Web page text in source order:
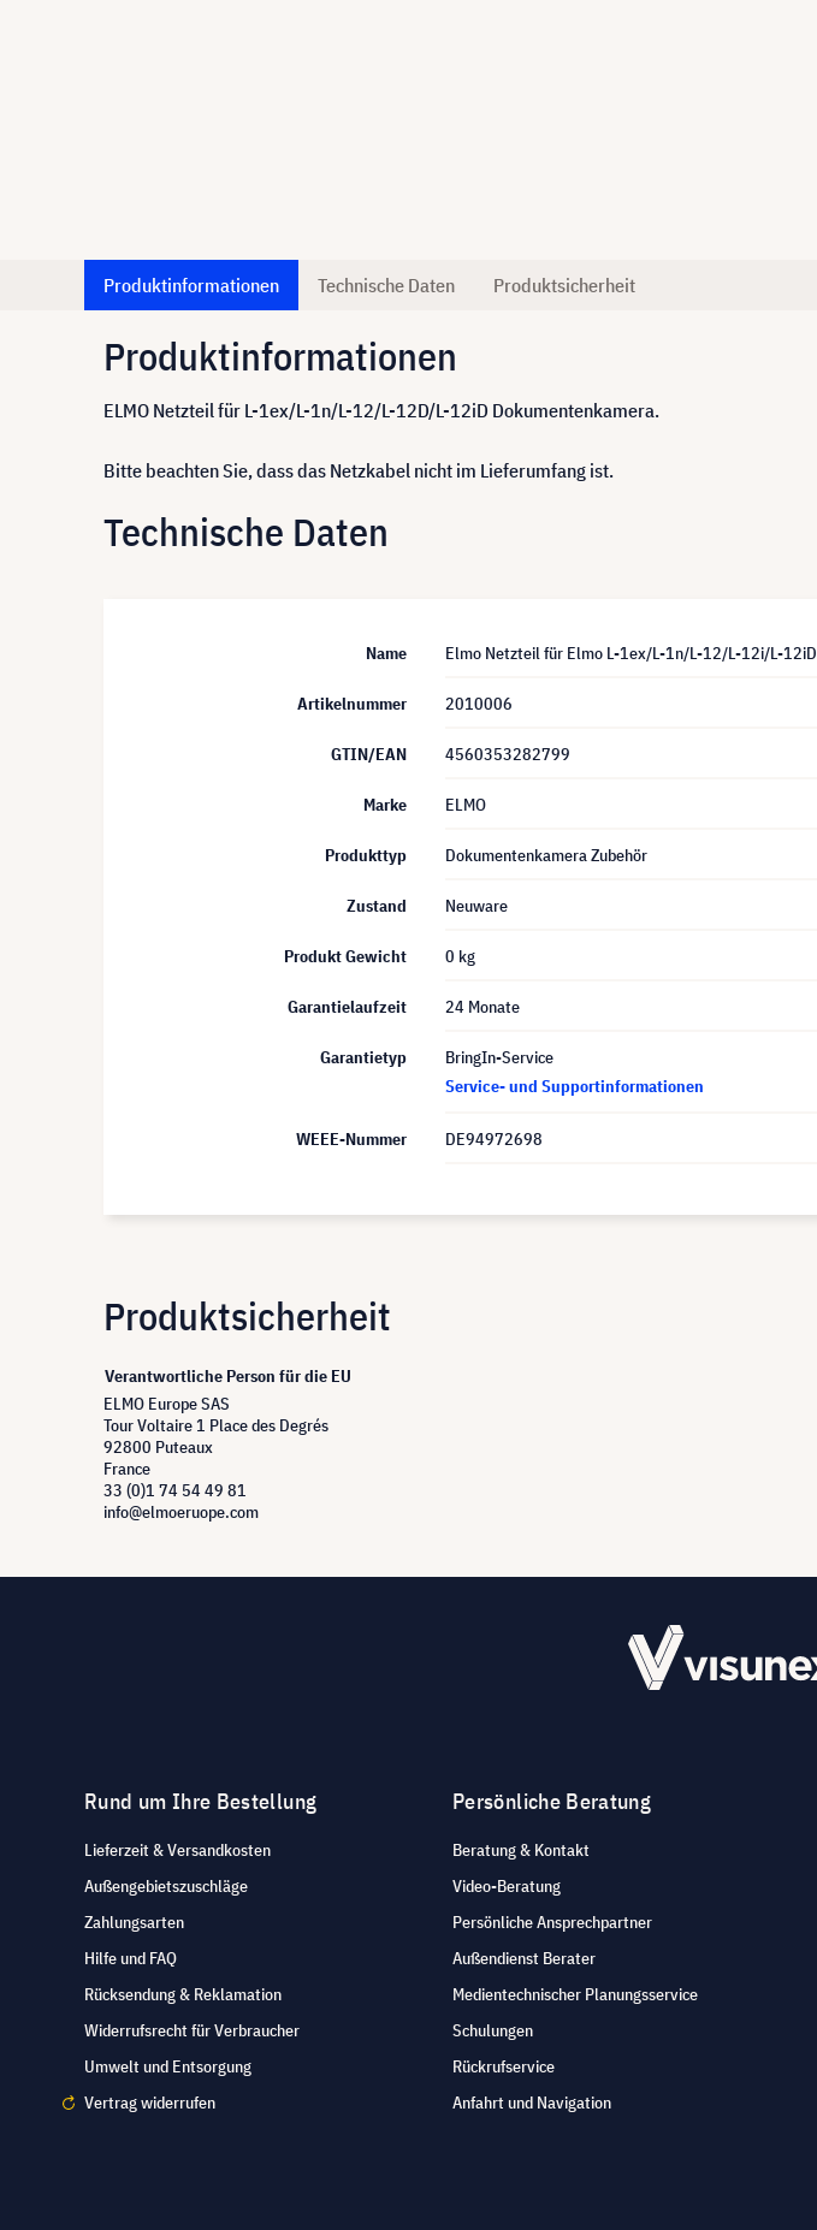
Produktinformationen Technische Daten Produktsicherheit
Produktinformationen
ELMO Netzteil für L-1ex/L-1n/L-12/L-12D/L-12iD Dokumentenkamera.
Bitte beachten Sie, dass das Netzkabel nicht im Lieferumfang ist.
Technische Daten
Name Elmo Netzteil für Elmo L-1ex/L-1n/L-12/L-12i/L-12iD
Artikelnummer 2010006
GTIN/EAN 4560353282799
Marke ELMO
Produkttyp Dokumentenkamera Zubehör
Zustand Neuware
Produkt Gewicht 0 kg
Garantielaufzeit 24 Monate
Garantietyp
BringIn-Service
Service- und Supportinformationen
WEEE-Nummer DE94972698
Produktsicherheit
Verantwortliche Person für die EU
ELMO Europe SAS
Tour Voltaire 1 Place des Degrés
92800 Puteaux
France
33 (0)1 74 54 49 81
info@elmoeruope.com
Rund um Ihre Bestellung
Lieferzeit & Versandkosten
Außengebietszuschläge
Zahlungsarten
Hilfe und FAQ
Rücksendung & Reklamation
Widerrufsrecht für Verbraucher
Umwelt und Entsorgung
Vertrag widerrufen
Persönliche Beratung
Beratung & Kontakt
Video-Beratung
Persönliche Ansprechpartner
Außendienst Berater
Medientechnischer Planungsservice
Schulungen
Rückrufservice
Anfahrt und Navigation